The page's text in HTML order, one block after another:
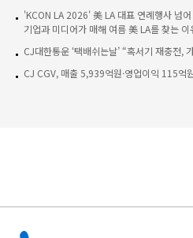
'KCON LA 2026' 美 LA 대표 연례행사 넘
기업과 미디어가 매해 여름 美 LA를 찾는 이
CJ대한통운 ‘택배쉬는날’ “혹서기 재충전,
CJ CGV, 매출 5,939억원·영업이익 115